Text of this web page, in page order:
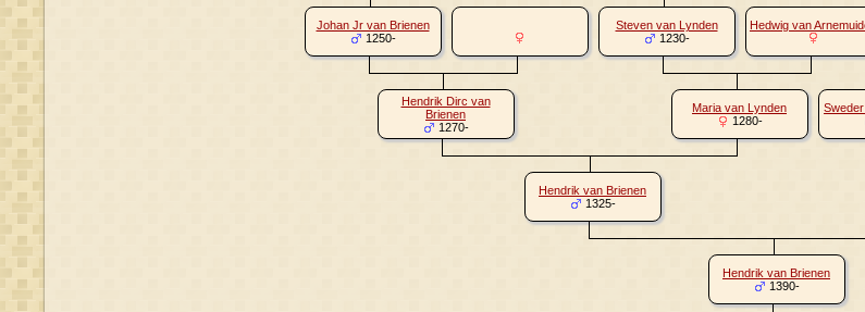
Johan Jr van Brienen
1250-
Steven van Lynden
1230-
Hedwig van
Hendrik Dirc van
Brienen
1270-
Maria van Lynden
1280-
Hendrik van Brienen
1325-
Hendrik van Brienen
1390-